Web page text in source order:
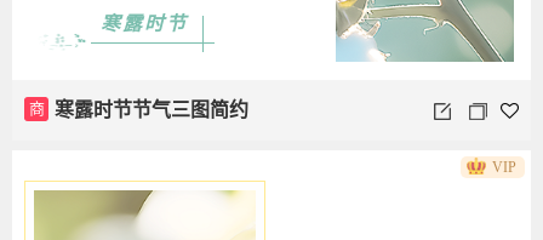
寒露时节
商 寒露时节节气三图简约
VIP